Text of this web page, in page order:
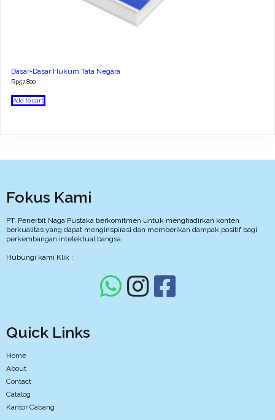
Dasar-Dasar Hukum Tata Negara
Rp57.800
Add to cart
Fokus Kami
PT. Penerbit Naga Pustaka berkomitmen untuk menghadirkan konten
berkualitas yang dapat menginspirasi dan memberikan dampak positif bagi
perkembangan intelektual bangsa.
Hubungi kami Klik :
Quick Links
Home
About
Contact
Catalog
Kantor Cabang